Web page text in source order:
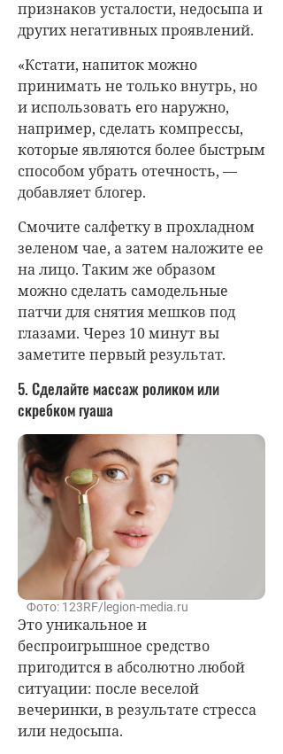
признаков усталости, недосыпа и
других негативных проявлений.
«Кстати, напиток можно
принимать не только внутрь, но
и использовать его наружно,
например, сделать компрессы,
которые являются более быстрым
способом убрать отечность, —
добавляет блогер.
Смочите салфетку в прохладном
зеленом чае, а затем наложите ее
на лицо. Таким же образом
можно сделать самодельные
патчи для снятия мешков под
глазами. Через 10 минут вы
заметите первый результат.
5. Сделайте массаж роликом или
скребком гуаша
Фото: 123RF/legion-media.ru
Это уникальное и
беспроигрышное средство
пригодится в абсолютно любой
ситуации: после веселой
вечеринки, в результате стресса
или недосыпа.